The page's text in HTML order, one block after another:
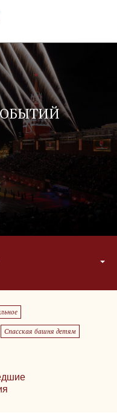
Спасская башня детям